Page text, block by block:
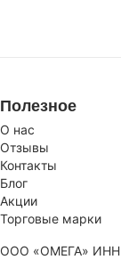
Полезное
О нас
Отзывы
Контакты
Блог
Акции
Торговые марки
ООО «ОМЕГА» ИНН